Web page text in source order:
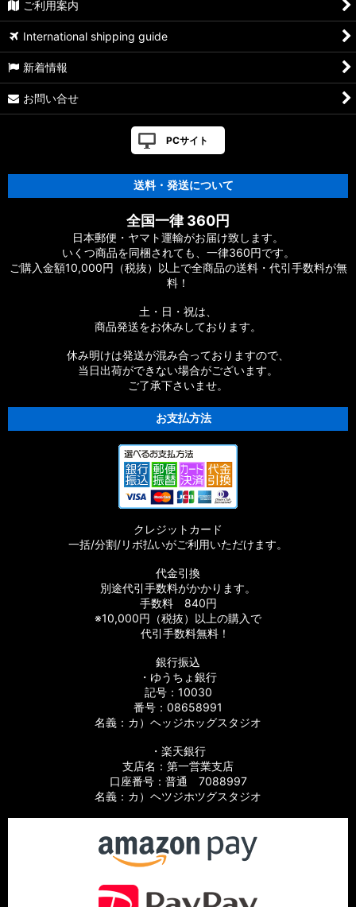
ご利用案内
International shipping guide
新着情報
お問い合せ
PCサイト
送料・発送について
全国一律 360円
日本郵便・ヤマト運輸がお届け致します。
いくつ商品を同梱されても、一律360円です。
ご購入金額10,000円（税抜）以上で全商品の送料・代引手数料が無
料！
土・日・祝は、
商品発送をお休みしております。
休み明けは発送が混み合っておりますので、
当日出荷ができない場合がございます。
ご了承下さいませ。
お支払方法
クレジットカード
一括/分割/リボ払いがご利用いただけます。
代金引換
別途代引手数料がかかります。
手数料 840円
※10,000円（税抜）以上の購入で
代引手数料無料！
銀行振込
・ゆうちょ銀行
記号：10030
番号：08658991
名義：カ）ヘッジホッグスタジオ
・楽天銀行
支店名：第一営業支店
口座番号：普通 7088997
名義：カ）ヘツジホツグスタジオ